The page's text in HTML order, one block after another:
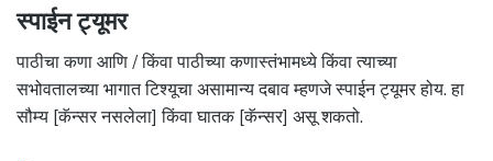
स्पाईन ट्यूमर
पाठीचा कणा आणि / किंवा पाठीच्या कणास्तंभामध्ये किंवा त्याच्या
सभोवतालच्या भागात टिश्यूचा असामान्य दबाव म्हणजे स्पाईन ट्यूमर होय. हा
सौम्य [कॅन्सर नसलेला] किंवा घातक [कॅन्सर] असू शकतो.